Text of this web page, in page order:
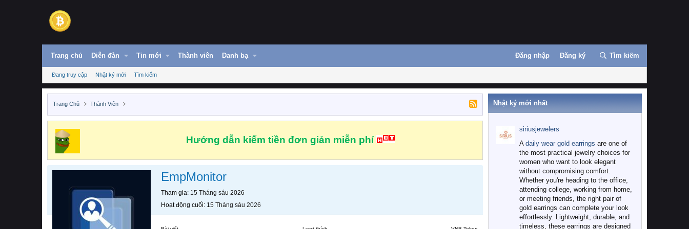
Trang chủ Diễn đàn Tin mới Thành viên Danh bạ Đăng nhập Đăng ký Tìm kiếm
Đang truy cập Nhật ký mới Tìm kiếm
Trang Chủ Thành Viên
Hướng dẫn kiếm tiền đơn giản miễn phí
EmpMonitor
Tham gia 15 Tháng sáu 2026
Hoạt động cuối 15 Tháng sáu 2026
Nhật ký mới nhất
siriusjewelers
A daily wear gold earrings are one of
the most practical jewelry choices for
women who want to look elegant
without compromising comfort.
Whether you're heading to the office,
attending college, working from home,
or meeting friends, the right pair of
gold earrings can complete your look
effortlessly. Lightweight, durable, and
timeless, these earrings are designed